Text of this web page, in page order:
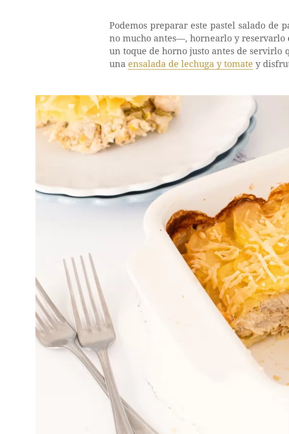
Podemos preparar este pastel salado
no mucho antes—, hornearlo y reservarlo
un toque de horno justo antes de servirlo
una ensalada de lechuga y tomate y